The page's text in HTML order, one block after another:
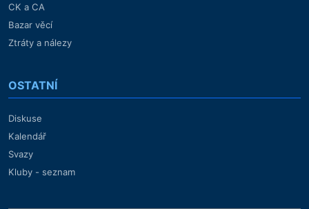
CK a CA
Bazar věcí
Ztráty a nálezy
OSTATNÍ
Diskuse
Kalendář
Svazy
Kluby - seznam